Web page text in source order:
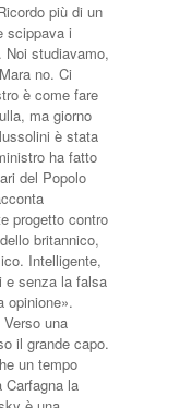
più di un
scippava i
Noi studiavamo,
no. Ci
è come fare
ma giorno
è stata
ha fatto
del Popolo
progetto contro
britannico,
Intelligente,
e senza la falsa
opinione».
una
il grande capo.
un tempo
Carfagna la